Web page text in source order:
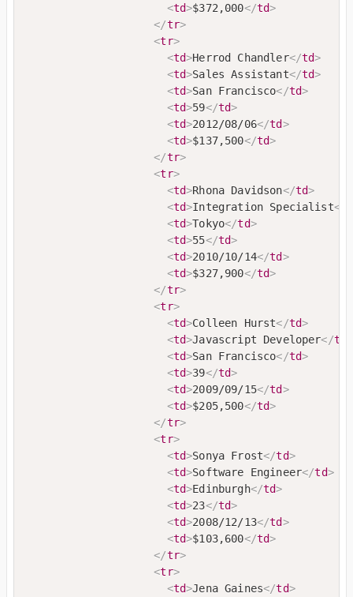
<td>$372,000</td>
</tr>
<tr>
<td>Herrod Chandler</td>
<td>Sales Assistant</td>
<td>San Francisco</td>
<td>59</td>
<td>2012/08/06</td>
<td>$137,500</td>
</tr>
<tr>
<td>Rhona Davidson</td>
<td>Integration Specialist</
<td>Tokyo</td>
<td>55</td>
<td>2010/10/14</td>
<td>$327,900</td>
</tr>
<tr>
<td>Colleen Hurst</td>
<td>Javascript Developer</td
<td>San Francisco</td>
<td>39</td>
<td>2009/09/15</td>
<td>$205,500</td>
</tr>
<tr>
<td>Sonya Frost</td>
<td>Software Engineer</td>
<td>Edinburgh</td>
<td>23</td>
<td>2008/12/13</td>
<td>$103,600</td>
</tr>
<tr>
<td>Jena Gaines</td>